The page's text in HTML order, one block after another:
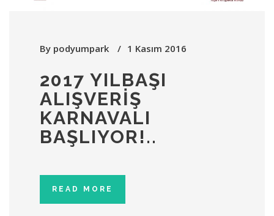
By podyumpark 1 Kasım 2016
2017 YILBAŞI
ALIŞVERIŞ
KARNAVALI
BAŞLIYOR!..
READ MORE